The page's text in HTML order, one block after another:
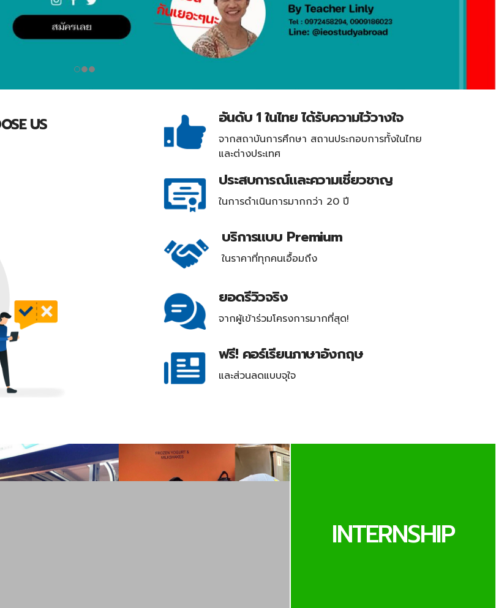
US อันดับ 1 ในไทย ได้รับความไว้วางใจ
จากสถาบันการศึกษา สถานประกอบการทั้งในไทย
และต่างประเทศ
ประสบการณ์และความเชี่ยวชาญ
ในการดำเนินการมากกว่า 20 ปี
บริการแบบ Premium
ในราคาที่ทุกคนเอื้อมถึง
ยอดรีวิวจริง
จากผู้เข้าร่วมโครงการมากที่สุด!
ฟรี! คอร์เรียนภาษาอังกฤษ
และส่วนลดแบบจุใจ
INTERNSHIP